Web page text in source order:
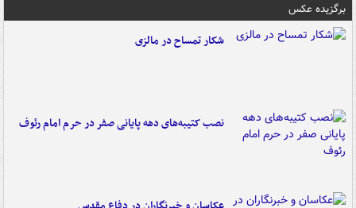
برگزیده عکس
شکار تمساح در مالزی
نصب کتیبه‌های دهه پایانی صفر در حرم امام رئوف